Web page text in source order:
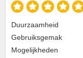
Duurzaamheid
Gebruiksgemak
Mogelijkheden